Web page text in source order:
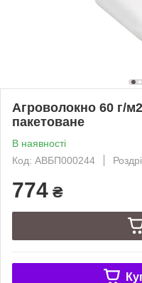
Агроволокно 60 г/
пакетоване
В наявності
Код: АВБП000244
774 ₴